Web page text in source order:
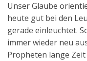
Unser Glaube
heute gut bei den
gerade einleuchtet.
immer wieder neu
Propheten lange